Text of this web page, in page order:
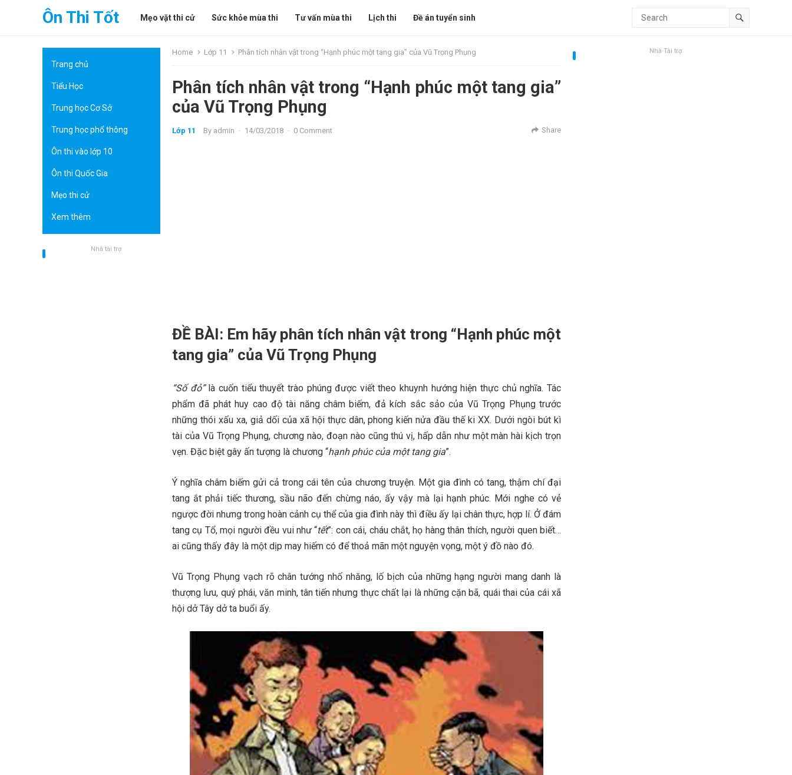
Ôn Thi Tốt Mẹo vặt thi cử Sức khỏe mùa thi Tư vấn mùa thi Lịch thi Đề án tuyển sinh
Trang chủ
Tiểu Học
Trung học Cơ Sở
Trung học phổ thông
Ôn thi vào lớp 10
Ôn thi Quốc Gia
Mẹo thi cử
Xem thêm
Nhà tài trợ
Home Lớp 11 Phân tích nhân vật trong “Hạnh phúc một tang gia” của Vũ Trọng Phụng
Phân tích nhân vật trong “Hạnh phúc một tang gia”
của Vũ Trọng Phụng
Lớp 11 By admin · 14/03/2018 · 0 Comment Share
ĐỀ BÀI: Em hãy phân tích nhân vật trong “Hạnh phúc một
tang gia” của Vũ Trọng Phụng
“Số đỏ”là cuốn tiểu thuyết trào phúng được viết theo khuynh hướng hiện thực chủ nghĩa. Tác
phẩm đã phát huy cao độ tài năng châm biếm, đả kích sắc sảo của Vũ Trọng Phụng trước
những thói xấu xa, giả dối của xã hội thực dân, phong kiến nửa đầu thế ki XX. Dưới ngòi bút kì
tài của Vũ Trọng Phụng, chương nào, đoạn nào cũng thú vị, hấp dẫn như một màn hài kịch trọn
vẹn. Đặc biệt gây ấn tượng là chương “hạnh phúc của một tang gia”.
Ý nghĩa châm biếm gửi cả trong cái tên của chương truyện. Một gia đình có tang, thậm chí đại
tang ắt phải tiếc thương, sầu não đến chừng náo, ấy vậy mà lại hạnh phúc. Mới nghe có vẻ
ngược đời nhưng trong hoàn cảnh cụ thể của gia đình này thì điều ấy lại chân thực, hợp lí. Ở đám
tang cụ Tổ, mọi người đều vui như “tết”: con cái, cháu chắt, họ hàng thân thích, người quen biết…
ai cũng thấy đây là một dịp may hiếm có để thoả mãn một nguyện vọng, một ý đồ nào đó.
Vũ Trọng Phụng vạch rõ chân tướng nhố nhăng, lố bịch của những hạng người mang danh là
thượng lưu, quý phái, văn minh, tân tiến nhưng thực chất lại là những cặn bã, quái thai của cái xã
hội dở Tây dở ta buổi ấy.
Nhà Tài trợ